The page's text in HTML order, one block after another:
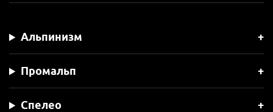
Альпинизм
Промальп
Спелео